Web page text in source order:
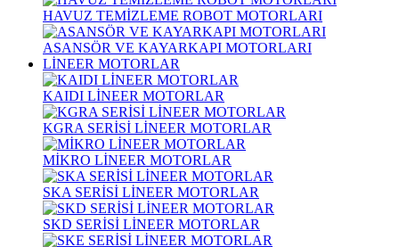
HAVUZ TEMİZLEME ROBOT MOTORLARI
ASANSÖR VE KAYARKAPI MOTORLARI
LİNEER MOTORLAR
KAIDI LİNEER MOTORLAR
KGRA SERİSİ LİNEER MOTORLAR
MİKRO LİNEER MOTORLAR
SKA SERİSİ LİNEER MOTORLAR
SKD SERİSİ LİNEER MOTORLAR